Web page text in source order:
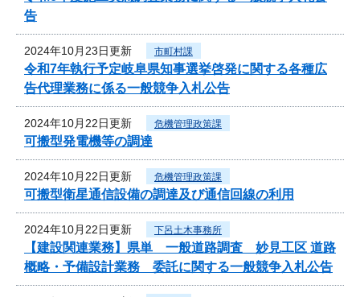
告
2024年10月23日更新 市町村課
令和7年執行予定岐阜県知事選挙啓発に関する各種広
告代理業務に係る一般競争入札公告
2024年10月22日更新 危機管理政策課
可搬型発電機等の調達
2024年10月22日更新 危機管理政策課
可搬型衛星通信設備の調達及び通信回線の利用
2024年10月22日更新 下呂土木事務所
【建設関連業務】県単 一般道路調査 妙見工区 道路
概略・予備設計業務 委託に関する一般競争入札公告